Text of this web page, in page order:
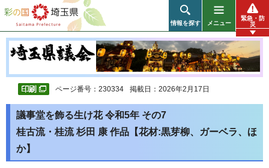
彩の国 埼玉県
情報を探す メニュー
緊急・防
災
ページ番号：230334 掲載日：2026年2月17日
議事堂を飾る生け花 令和5年 その7
桂古流・桂流 杉田 康 作品【花材:黒芽柳、ガーベラ、ほ
か】